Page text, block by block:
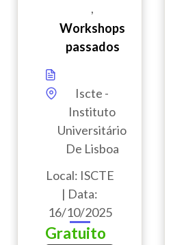
,
Workshops
passados
Iscte -
Instituto
Universitário
De Lisboa
Local: ISCTE
| Data:
16/10/2025
Gratuito